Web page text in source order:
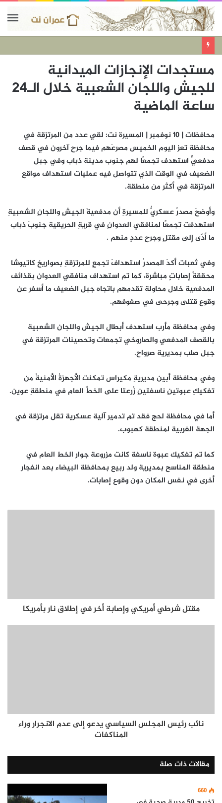
مستجدات الإنجازات الميدانية
للجيش واللجان الشعبية خلال الـ24
ساعة الماضية
محافظات | 10 نوفمبر | المسيرة نت: لقي عدد من المرتزقة في
محافظة تعز اليوم الخميس مصرعَهم فيما جرح آخرون في قصف
مدفعيٍّ استهدف تجمعًا لهم جنوب مدينة ذباب وفي جبل
الضعيف في الوقت الذي تتواصل فيه عمليات استهداف مواقع
المرتزقة في أكثر من منطقة.
وأوضحَ مصدرٌ عسكريٌّ للمسيرةِ أن مدفعيةَ الجيشِ واللجانِ الشعبيةِ
استهدفت تجمعًا لمنافقي العدوانِ في قريةِ الحريقية جنوبَ ذباب
ما أدّى إلى مقتلِ وجرحِ عددٍ منهم .
وفي ثعبات أكدَ المصدرُ استهدافَ تجمعٍ للمرتزقةِ بصواريخ كاتيوشا
محققةً إصاباتٍ مباشرة، كما تم استهداف منافقي العدوان بقذائف
المدفعية خلال محاولة تقدمهم باتجاه جبل الضعيف ما أسفر عن
وقوع قتلى وجرحى في صفوفهم.
وفي محافظة مأرب استهدف أبطال الجيش واللجان الشعبية
بالقصف المدفعي والصاروخي تجمعات وتحصينات المرتزقة في
جبل صلب بمديرية صرواح.
وفي محافظة أبين مديريةِ مكيراس تمكنت الأجهزةُ الأمنيةُ من
تفكيكِ عبوتينِ ناسفتينِ زُرعتا على الخطِّ العام في منطقةِ عوين.
أما في محافظة لحج فقد تم تدمير آلية عسكرية تقل مرتزقة في
الجهة الغربية لمنطقة كهبوب.
كما تم تفكيك عبوة ناسفة كانت مزروعة جوار الخط العام في
منطقة المناسح بمديرية ولد ربيع بمحافظة البيضاء بعد انفجار
أخرى في نفس المكان دون وقوع إصابات.
مقتل شرطي أمريكي وإصابة أخر في إطلاق نار بأمريكا
نائب رئيس المجلس السياسي يدعو إلى عدم الانجرار وراء
المناكفات
مقالات ذات صلة
660